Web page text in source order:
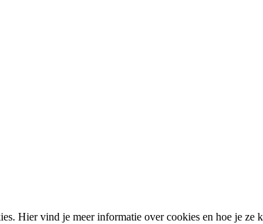
Hier vind je meer informatie over cookies en hoe je ze